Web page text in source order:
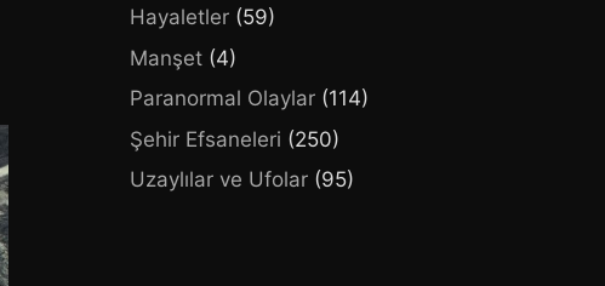
Hayaletler (59)
Manşet (4)
Paranormal Olaylar (114)
Şehir Efsaneleri (250)
Uzaylılar ve Ufolar (95)